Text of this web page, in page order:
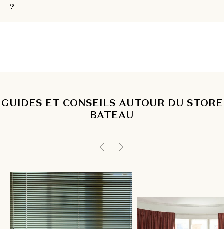
?
GUIDES ET CONSEILS AUTOUR DU STORE
BATEAU